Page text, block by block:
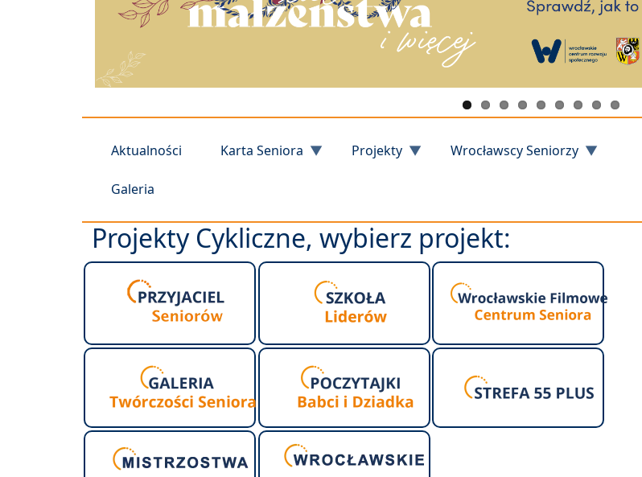
Aktualności Karta Seniora Projekty Wrocławscy Seniorzy
Galeria
Projekty Cykliczne, wybierz projekt: